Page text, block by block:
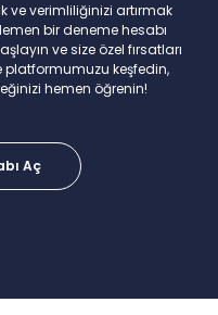
ve verimliliğinizi artırmak
bir deneme hesabı
ve size özel fırsatları
platformumuzu keşfedin,
hemen öğrenin!
Aç